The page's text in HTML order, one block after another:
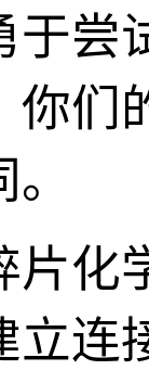
于尝
你们
片化
立连